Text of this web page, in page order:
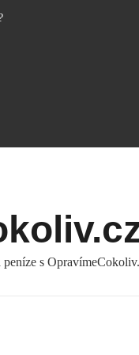
peníze s